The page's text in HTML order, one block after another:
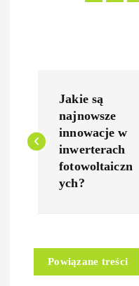
w
a
Jakie są
najnowsze
innowacje w
inwerterach
fotowoltaiczn
ych?
Powiązane treści